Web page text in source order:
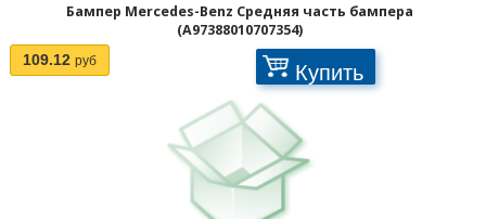
Бампер Mercedes-Benz Средняя часть бампера
(A97388010707354)
109.12 руб Купить
1 2 >